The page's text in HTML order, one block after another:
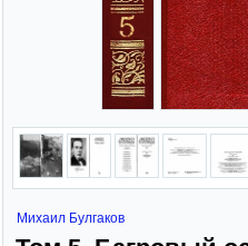
Михаил Булгаков